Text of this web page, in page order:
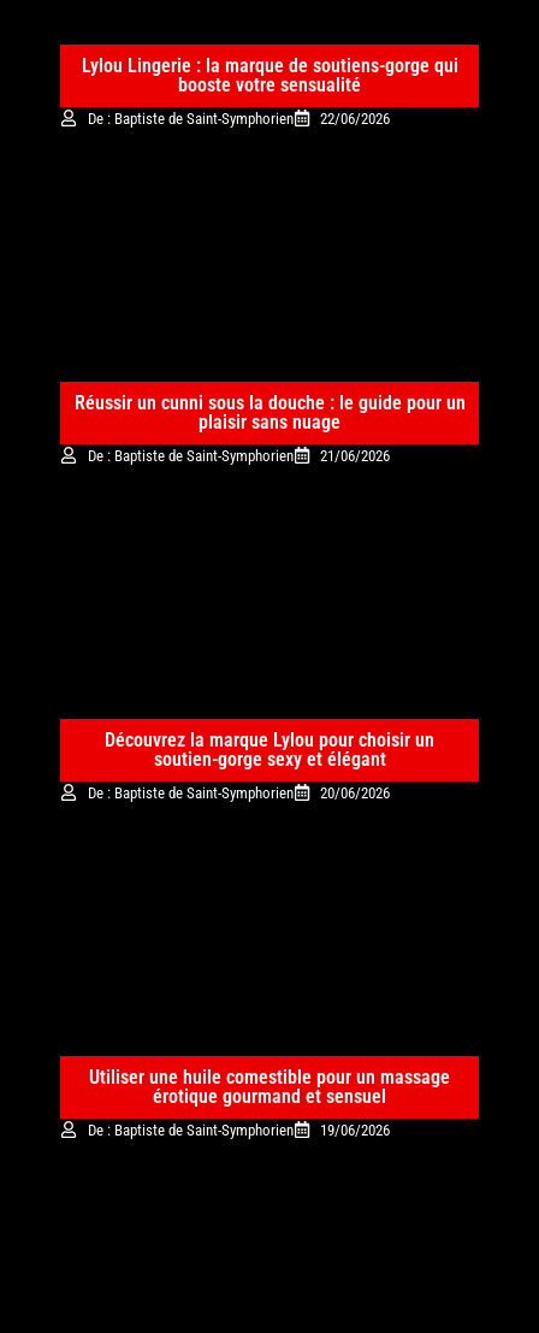
Lylou Lingerie : la marque de soutiens-gorge qui
booste votre sensualité
De : Baptiste de Saint-Symphorien 22/06/2026
Réussir un cunni sous la douche : le guide pour un
plaisir sans nuage
De : Baptiste de Saint-Symphorien 21/06/2026
Découvrez la marque Lylou pour choisir un
soutien-gorge sexy et élégant
De : Baptiste de Saint-Symphorien 20/06/2026
Utiliser une huile comestible pour un massage
érotique gourmand et sensuel
De : Baptiste de Saint-Symphorien 19/06/2026